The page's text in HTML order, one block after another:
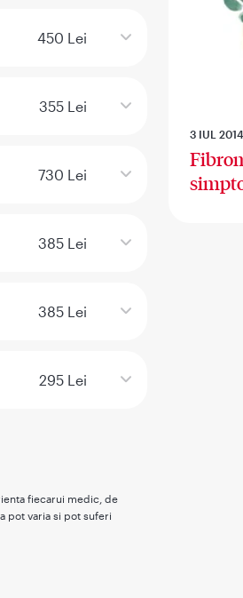
450 Lei
355 Lei
730 Lei
385 Lei
385 Lei
295 Lei
fiecarui medic, de
pot varia si pot suferi
3 IUL 2014